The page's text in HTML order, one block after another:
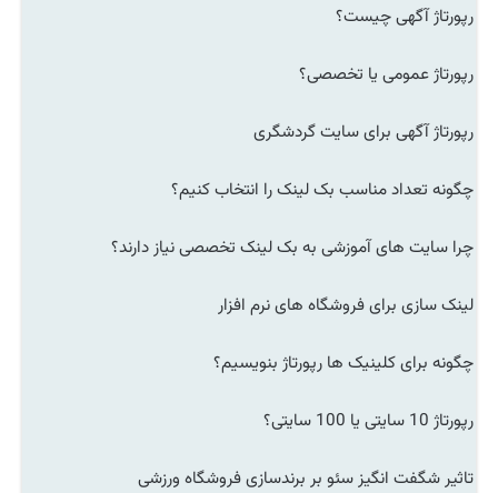
رپورتاژ آگهی چیست؟
رپورتاژ عمومی یا تخصصی؟
رپورتاژ آگهی برای سایت گردشگری
چگونه تعداد مناسب بک لینک را انتخاب کنیم؟
چرا سایت های آموزشی به بک لینک تخصصی نیاز دارند؟
لینک سازی برای فروشگاه های نرم افزار
چگونه برای کلینیک ها رپورتاژ بنویسیم؟
رپورتاژ 10 سایتی یا 100 سایتی؟
تاثیر شگفت انگیز سئو بر برندسازی فروشگاه ورزشی